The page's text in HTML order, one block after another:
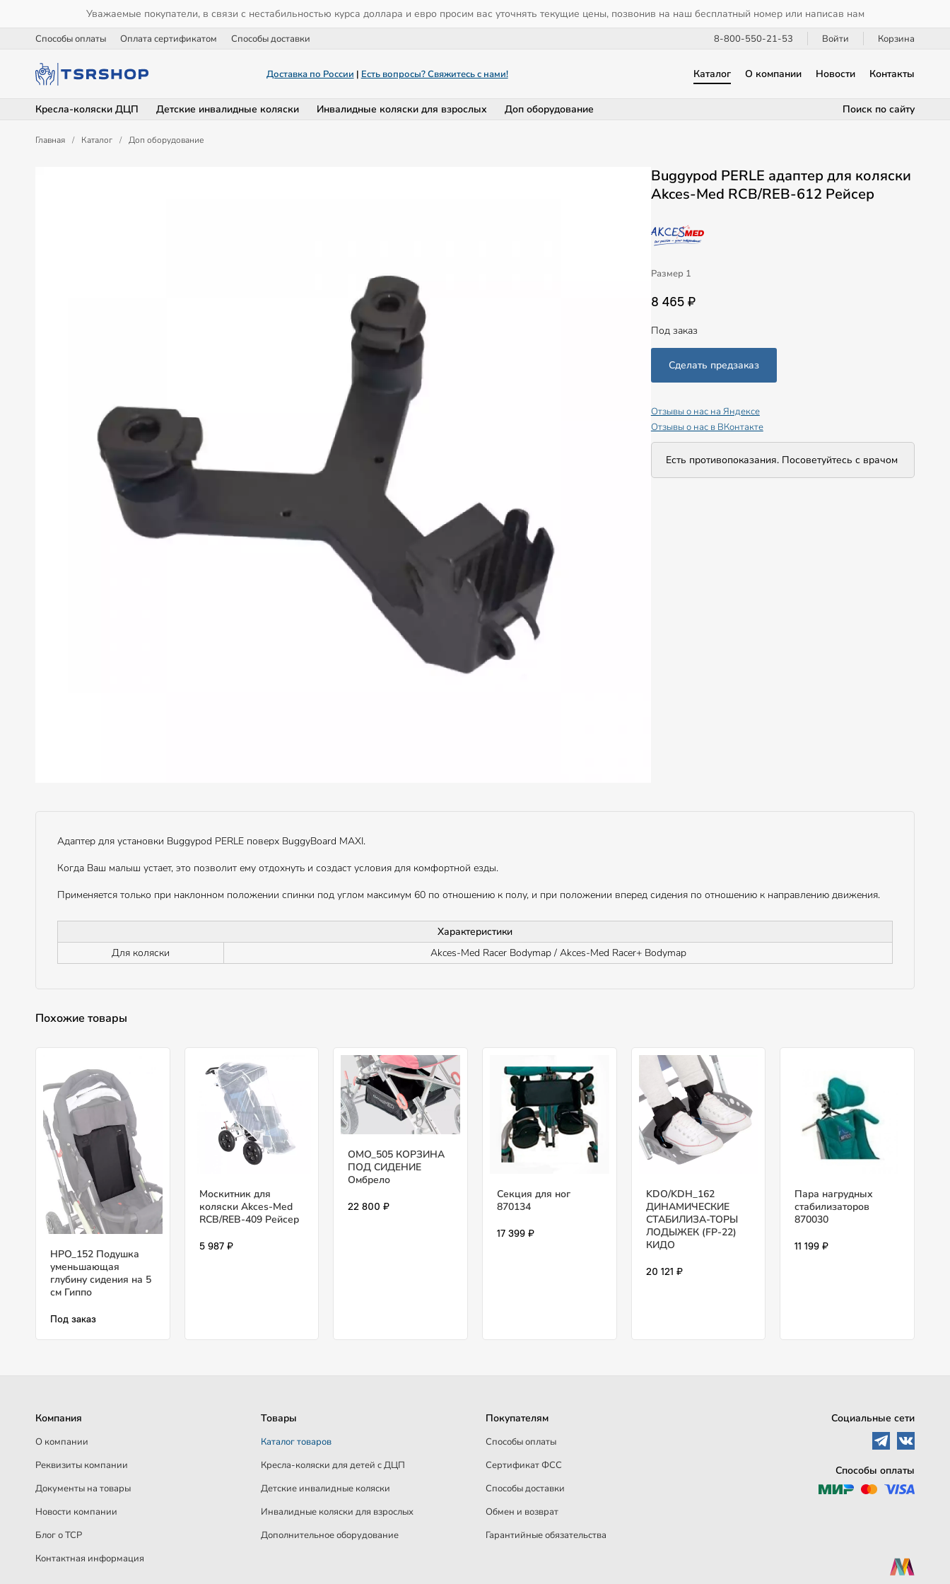
Уважаемые покупатели, в связи с нестабильностью курса доллара и евро просим вас уточнять текущие цены, позвонив на наш бесплатный номер или написав нам
Способы оплаты Оплата сертификатом Способы доставки 8-800-550-21-53 Войти Корзина
Доставка по России | Есть вопросы? Свяжитесь с нами! Каталог О компании Новости Контакты
Кресла-коляски ДЦП Детские инвалидные коляски Инвалидные коляски для взрослых Доп оборудование Поиск по сайту
Главная / Каталог / Доп оборудование
Buggypod PERLE адаптер для коляски
Akces-Med RCB/REB-612 Рейсер
Размер 1
8 465 ₽
Под заказ
Отзывы о нас на Яндексе
Отзывы о нас в ВКонтакте
Есть противопоказания. Посоветуйтесь с врачом
Адаптер для установки Buggypod PERLE поверх BuggyBoard MAXI.
Когда Ваш малыш устает, это позволит ему отдохнуть и создаст условия для комфортной езды.
Применяется только при наклонном положении спинки под углом максимум 60 по отношению к полу, и при положении вперед сидения по отношению к направлению движения.
Характеристики
Для коляски
Akces-Med Racer Bodymap / Akces-Med Racer+ Bodymap
Похожие товары
HPO_152 Подушка
уменьшающая
глубину сидения на 5
см Гиппо
Под заказ
Москитник для
коляски Akces-Med
RCB/REB-409 Рейсер
5 987 ₽
OMO_505 КОРЗИНА
ПОД СИДЕНИЕ
Омбрело
22 800 ₽
Секция для ног
870134
17 399 ₽
KDO/KDH_162
ДИНАМИЧЕСКИЕ
СТАБИЛИЗА-ТОРЫ
ЛОДЫЖЕК (FP-22)
КИДО
20 121 ₽
Пара нагрудных
стабилизаторов
870030
11 199 ₽
Компания
О компании
Реквизиты компании
Документы на товары
Новости компании
Блог о ТСР
Контактная информация
Товары
Каталог товаров
Кресла-коляски для детей c ДЦП
Детские инвалидные коляски
Инвалидные коляски для взрослых
Дополнительное оборудование
Покупателям
Способы оплаты
Сертификат ФСС
Способы доставки
Обмен и возврат
Гарантийные обязательства
Социальные сети
Способы оплаты